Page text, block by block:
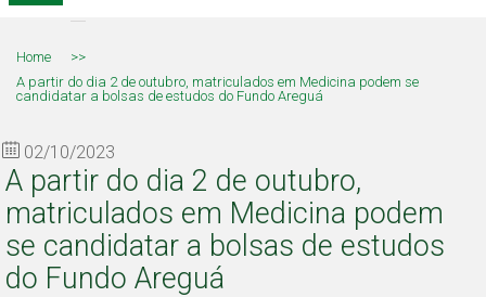
Home
>>
A partir do dia 2 de outubro, matriculados em Medicina podem se
candidatar a bolsas de estudos do Fundo Areguá
02/10/2023
A partir do dia 2 de outubro,
matriculados em Medicina podem
se candidatar a bolsas de estudos
do Fundo Areguá